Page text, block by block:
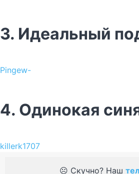
3. Идеальный
Pingew-
4. Одинокая
killerk1707
☹️ Скучно? Наш